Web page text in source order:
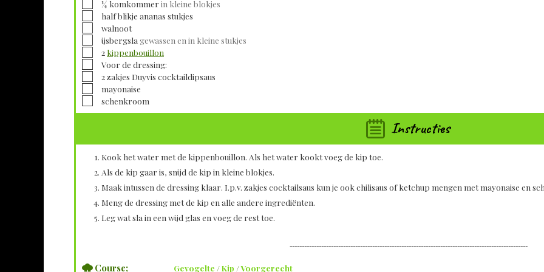
▢
¼ komkommer in kleine blokjes
▢
half blikje ananas stukjes
▢
walnoot
▢
ijsbergsla gewassen en in kleine stukjes
▢
2 kippenbouillon
▢
Voor de dressing:
▢
2zakjes Duyvis cocktaildipsaus
▢
mayonaise
▢
schenkroom
Instructies
Kook het water met de kippenbouillon. Als het water kookt voeg de kip toe.
Als de kip gaar is, snijd de kip in kleine blokjes.
Maak intussen de dressing klaar. I.p.v. zakjes cocktailsaus kun je ook chilisaus of ketchup mengen met mayonaise en
Meng de dressing met de kip en alle andere ingrediënten.
Leg wat sla in een wijd glas en voeg de rest toe.
--------------------------------------------------------------------------------------------------
Course; Gevogelte /Kip /Voorgerecht